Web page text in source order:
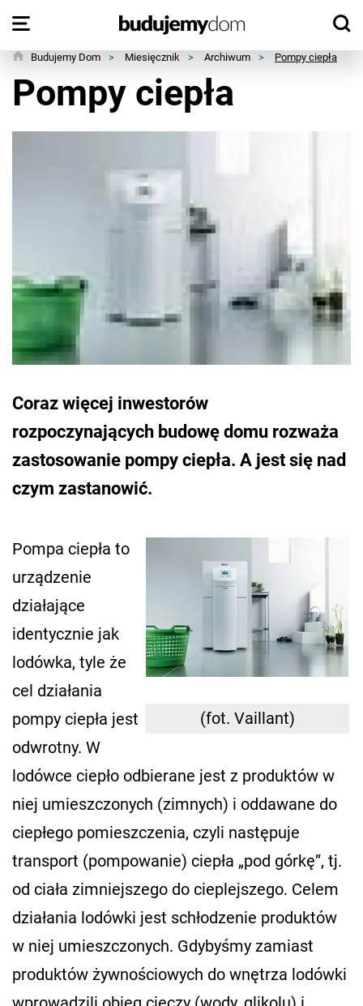
Budujemy Dom > Miesięcznik > Archiwum > Pompy ciepła
Pompy ciepła
Coraz więcej inwestorów
rozpoczynających budowę domu rozważa
zastosowanie pompy ciepła. A jest się nad
czym zastanowić.
(fot. Vaillant)
Pompa ciepła to
urządzenie
działające
identycznie jak
lodówka, tyle że
cel działania
pompy ciepła jest
odwrotny. W
lodówce ciepło odbierane jest z produktów w
niej umieszczonych (zimnych) i oddawane do
ciepłego pomieszczenia, czyli następuje
transport (pompowanie) ciepła „pod górkę”, tj.
od ciała zimniejszego do cieplejszego. Celem
działania lodówki jest schłodzenie produktów
w niej umieszczonych. Gdybyśmy zamiast
produktów żywnościowych do wnętrza lodówki